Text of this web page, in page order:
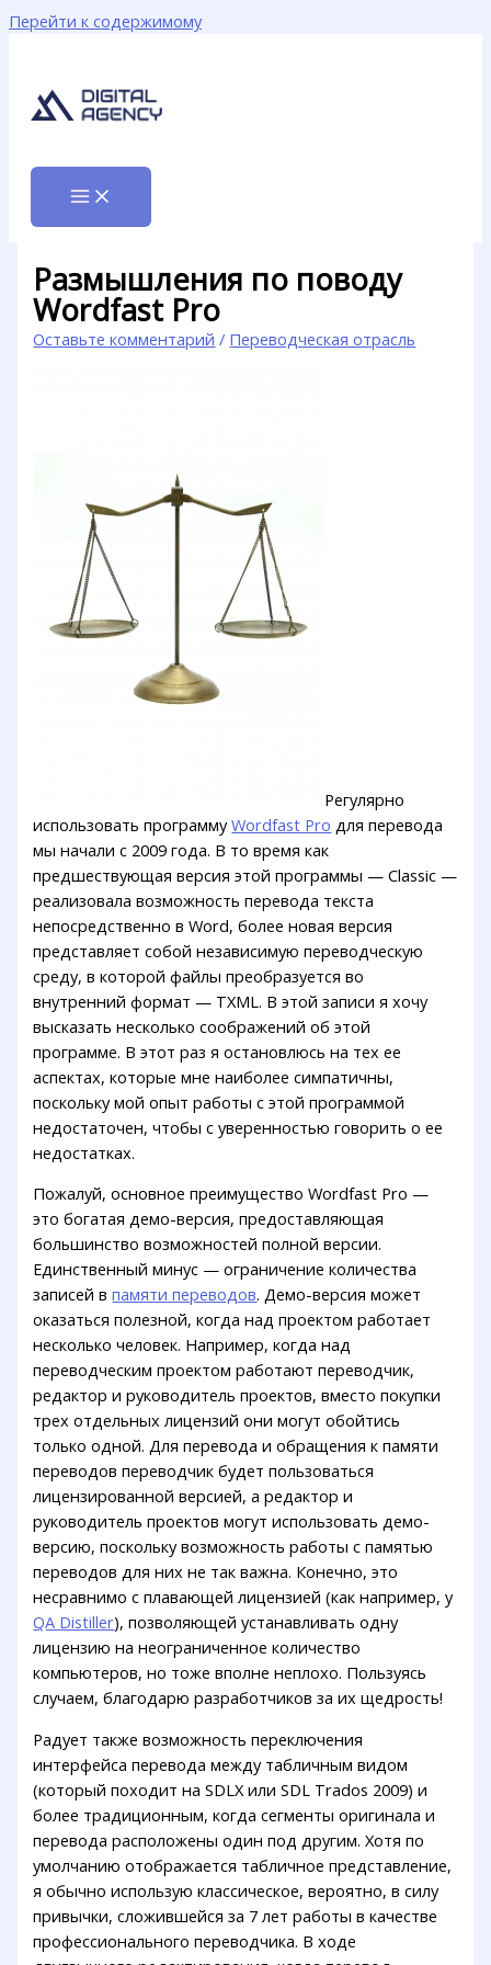
Перейти к содержимому
Размышления по поводу
Wordfast Pro
Оставьте комментарий / Переводческая отрасль
Регулярно
использовать программуWordfast Pro для перевода
мы начали с 2009 года. В то время как
предшествующая версия этой программы — Classic —
реализовала возможность перевода текста
непосредственно в Word, более новая версия
представляет собой независимую переводческую
среду, в которой файлы преобразуется во
внутренний формат — TXML. В этой записи я хочу
высказать несколько соображений об этой
программе. В этот раз я остановлюсь на тех ее
аспектах, которые мне наиболее симпатичны,
поскольку мой опыт работы с этой программой
недостаточен, чтобы с уверенностью говорить о ее
недостатках.
Пожалуй, основное преимущество Wordfast Pro —
это богатая демо-версия, предоставляющая
большинство возможностей полной версии.
Единственный минус — ограничение количества
записей впамяти переводов. Демо-версия может
оказаться полезной, когда над проектом работает
несколько человек. Например, когда над
переводческим проектом работают переводчик,
редактор и руководитель проектов, вместо покупки
трех отдельных лицензий они могут обойтись
только одной. Для перевода и обращения к памяти
переводов переводчик будет пользоваться
лицензированной версией, а редактор и
руководитель проектов могут использовать демо-
версию, поскольку возможность работы с памятью
переводов для них не так важна. Конечно, это
несравнимо с плавающей лицензией (как например, у
QA Distiller), позволяющей устанавливать одну
лицензию на неограниченное количество
компьютеров, но тоже вполне неплохо. Пользуясь
случаем, благодарю разработчиков за их щедрость!
Радует также возможность переключения
интерфейса перевода между табличным видом
(который походит на SDLX или SDL Trados 2009) и
более традиционным, когда сегменты оригинала и
перевода расположены один под другим. Хотя по
умолчанию отображается табличное представление,
я обычно использую классическое, вероятно, в силу
привычки, сложившейся за 7 лет работы в качестве
профессионального переводчика. В ходе